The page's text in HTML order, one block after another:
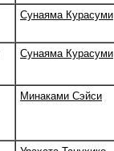
Сунаяма Курасуми
Сунаяма Курасуми
Минаками Сэйси